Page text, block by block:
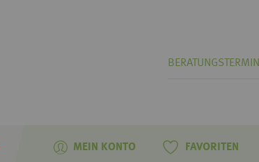
BERATUNGSTERMIN
MEIN KONTO FAVORITEN